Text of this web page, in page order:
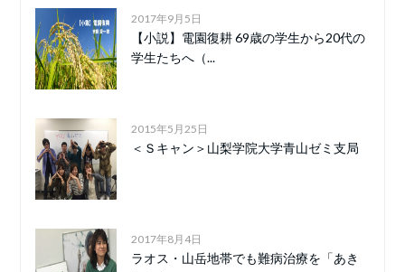
2017年9月5日
【小説】電園復耕 69歳の学生から20代の
学生たちへ（...
2015年5月25日
＜Ｓキャン＞山梨学院大学青山ゼミ支局
2017年8月4日
ラオス・山岳地帯でも難病治療を「あき